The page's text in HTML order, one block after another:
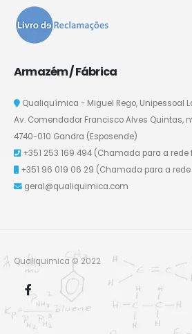
Armazém / Fábrica
Qualiquímica - Miguel Rego, Unipessoal
Av. Comendador Francisco Alves Quintas,
4740-010 Gandra (Esposende)
+351 253 169 494 (Chamada para a rede
+351 96 019 06 29 (Chamada para a
geral@qualiquimica.com
Qualiquimica © 2022